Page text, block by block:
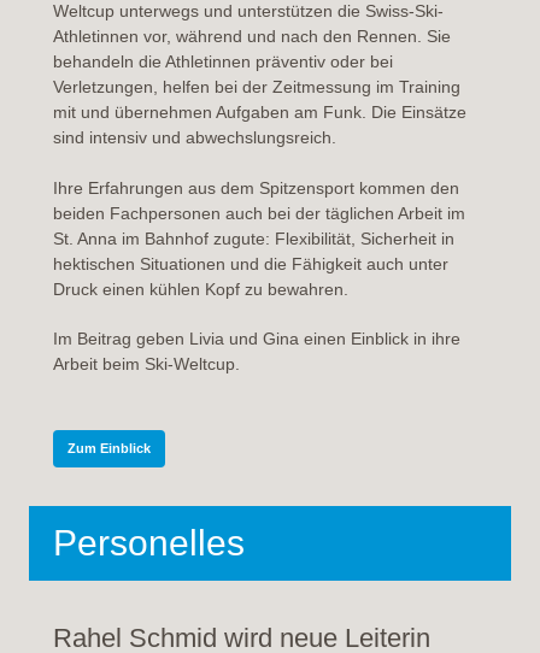
Weltcup unterwegs und unterstützen die Swiss-Ski-
Athletinnen vor, während und nach den Rennen. Sie
behandeln die Athletinnen präventiv oder bei
Verletzungen, helfen bei der Zeitmessung im Training
mit und übernehmen Aufgaben am Funk. Die Einsätze
sind intensiv und abwechslungsreich.
Ihre Erfahrungen aus dem Spitzensport kommen den
beiden Fachpersonen auch bei der täglichen Arbeit im
St. Anna im Bahnhof zugute: Flexibilität, Sicherheit in
hektischen Situationen und die Fähigkeit auch unter
Druck einen kühlen Kopf zu bewahren.
Im Beitrag geben Livia und Gina einen Einblick in ihre
Arbeit beim Ski-Weltcup.
Zum Einblick
Personelles
Rahel Schmid wird neue Leiterin